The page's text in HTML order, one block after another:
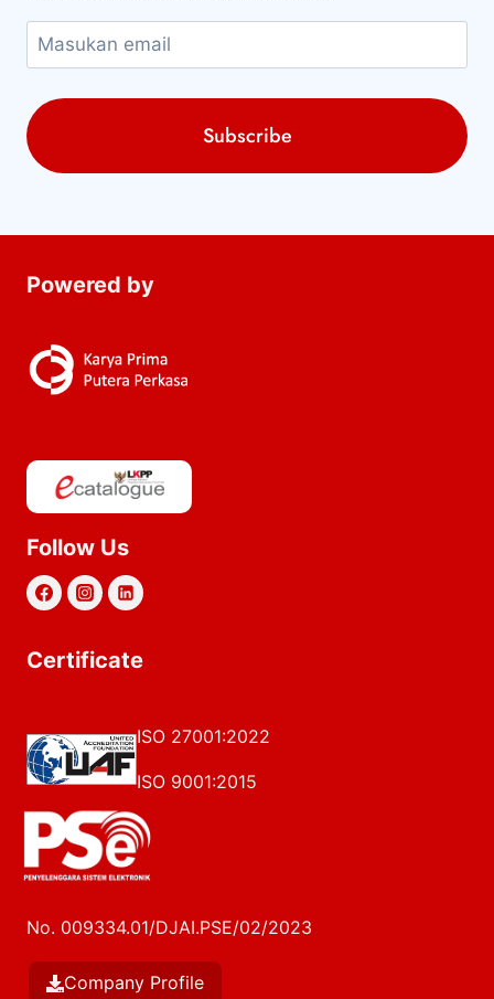
Powered by
Follow Us
Certificate
ISO 27001:2022
ISO 9001:2015
No. 009334.01/DJAI.PSE/02/2023
Company Profile